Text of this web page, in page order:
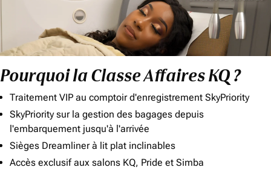
Pourquoi la Classe Affaires KQ ?
Traitement VIP au comptoir d'enregistrement SkyPriority
SkyPriority sur la gestion des bagages depuis
l'embarquement jusqu'à l'arrivée
Sièges Dreamliner à lit plat inclinables
Accès exclusif aux salons KQ, Pride et Simba